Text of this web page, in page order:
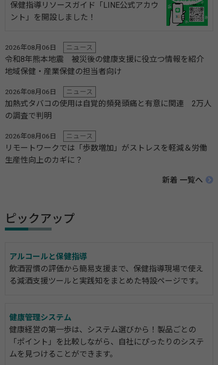
保健指導リソースガイド「LINE公式アカウ
ント」を開設しました！
2026年08月06日 ニュース
令和8年熊本地震 被災後の健康支援に役立つ情報を紹介
地域保健・産業保健の担当者向け
2026年08月06日 ニュース
加熱式タバコの使用は自覚的頻発頭痛と有意に関連 2万人
の調査で判明
2026年08月06日 ニュース
リモートワークでは「歩数増加」がストレスを軽減＆労働
生産性向上のカギに？
新着 一覧へ
ピックアップ
アルコールと保健指導
飲酒習慣の評価から簡易支援まで、保健指導現場で使え
る減酒支援ツールと実践知をまとめた特設ページです。
健康管理システム
健康経営の第一歩は、システム選びから！製品ごとの
「ポイント」を比較しながら、自社にぴったりのシステ
ムを見つけることができます。